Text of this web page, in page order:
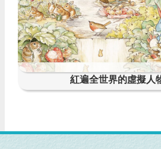
紅遍全世界的虛擬人